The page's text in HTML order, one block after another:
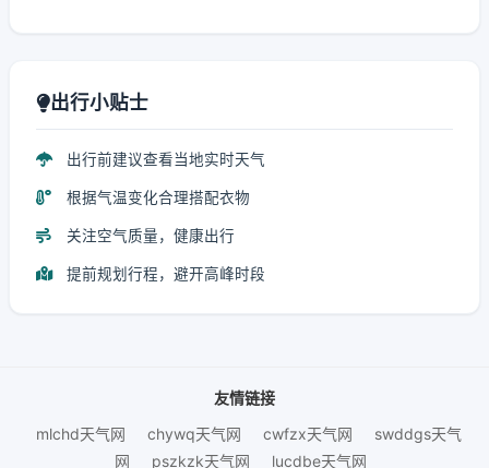
出行小贴士
出行前建议查看当地实时天气
根据气温变化合理搭配衣物
关注空气质量，健康出行
提前规划行程，避开高峰时段
友情链接
mlchd天气网
chywq天气网 cwfzx天气网
swddgs天气
网
pszkzk天气网 lucdbe天气网